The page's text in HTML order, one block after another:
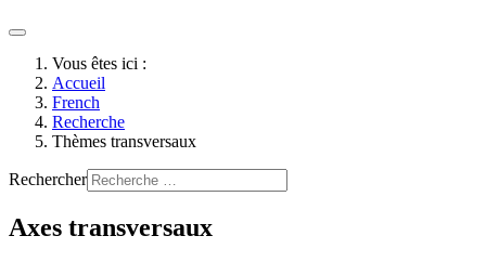
Vous êtes ici :
Accueil
French
Recherche
Thèmes transversaux
Rechercher
Axes transversaux